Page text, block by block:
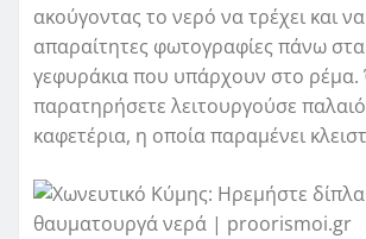
ακούγοντας το νερό να τρέχει και να
απαραίτητες φωτογραφίες πάνω
γεφυράκια που υπάρχουν στο
παρατηρήσετε λειτουργούσε
καφετέρια, η οποία παραμένει